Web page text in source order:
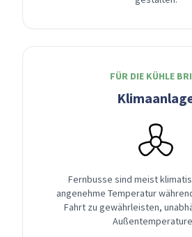
FÜR DIE KÜHLE
Fernbusse sind meist
angenehme Temperatur
Fahrt zu gewährleisten,